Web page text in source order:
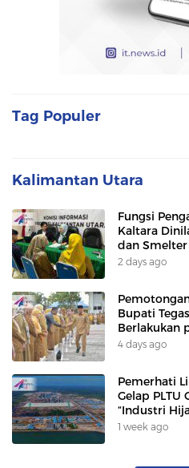
Tag Populer
Kalimantan Utara
Fungsi
Kaltara
dan
2 days ago
Bupati
Berlakukan
4 days ago
Pemerhati
Gelap PLTU
“Industri
Korban”
1 week ago